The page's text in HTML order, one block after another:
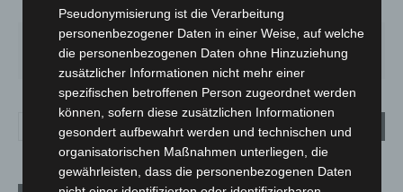
83% 3.2m/s
FR.
21°
SA.
26°
SO.
32°
MO.
30°
DI.
23
Pseudonymisierung ist die Verarbeitung
personenbezogener Daten in einer Weise, auf welche
die personenbezogenen Daten ohne Hinzuziehung
zusätzlicher Informationen nicht mehr einer
spezifischen betroffenen Person zugeordnet werden
können, sofern diese zusätzlichen Informationen
gesondert aufbewahrt werden und technischen und
organisatorischen Maßnahmen unterliegen, die
gewährleisten, dass die personenbezogenen Daten